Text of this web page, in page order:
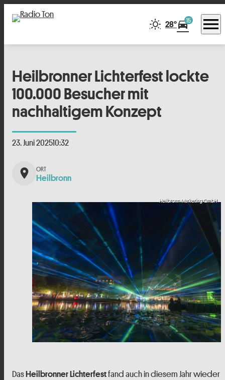
28°directions_car15 menu
Heilbronner Lichterfest lockte
100.000 Besucher mit
nachhaltigem Konzept
23. Juni 202510:32
place Heilbronn
Heilbronn Marketing GmbH
DasHeilbronner Lichterfestfand auch in diesem Jahr wieder